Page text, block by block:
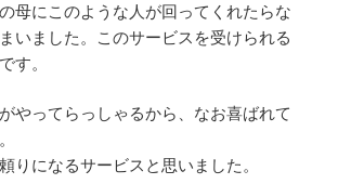
母にこのような人が回ってくれたらな
いました。このサービスを受けられる
す。
やってらっしゃるから、なお喜ばれて
りになるサービスと思いました。